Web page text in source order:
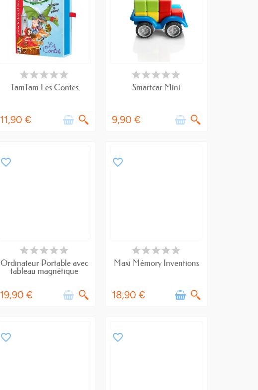
RUPTURE DE STOCK
TamTam Les Contes
11,90 €
RUPTURE DE STOCK
Smartcar Mini
9,90 €
RUPTURE DE STOCK
favorite_border
Ordinateur Portable avec
tableau magnétique
19,90 €
EN STOCK
favorite_border
Maxi Mémory Inventions
18,90 €
favorite_border favorite_border